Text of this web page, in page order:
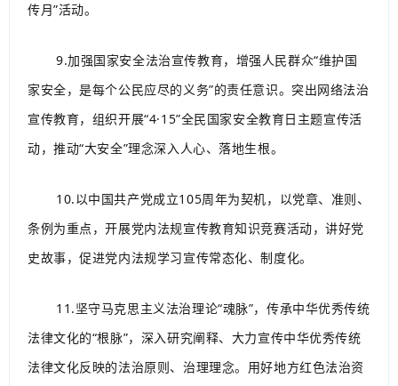
传月”活动。
9.加强国家安全法治宣传教育，增强人民群众“维护国
家安全，是每个公民应尽的义务”的责任意识。突出网络法治
宣传教育，组织开展“4·15”全民国家安全教育日主题宣传活
动，推动“大安全”理念深入人心、落地生根。
10.以中国共产党成立105周年为契机，以党章、准则、
条例为重点，开展党内法规宣传教育知识竞赛活动，讲好党
史故事，促进党内法规学习宣传常态化、制度化。
11.坚守马克思主义法治理论“魂脉”，传承中华优秀传统
法律文化的“根脉”，深入研究阐释、大力宣传中华优秀传统
法律文化反映的法治原则、治理理念。用好地方红色法治资